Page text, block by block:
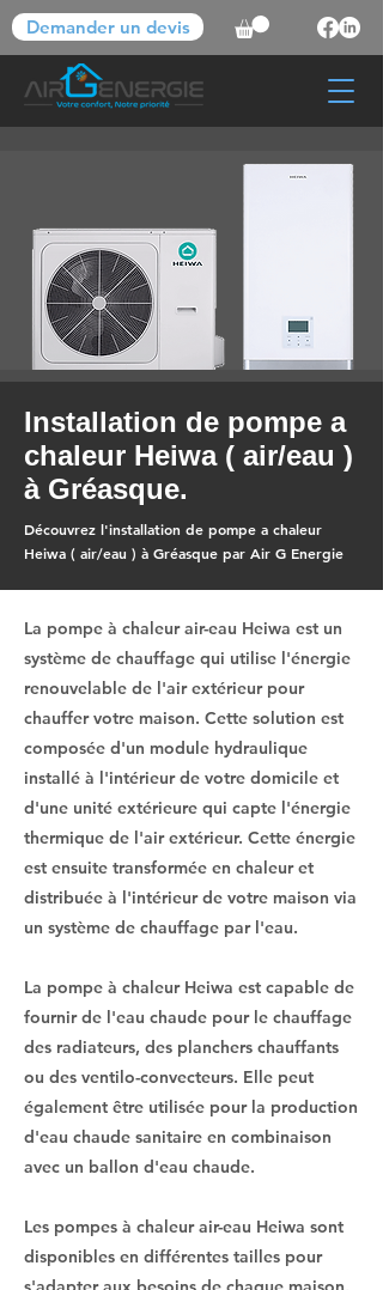
Demander un devis
Installation de pompe a
chaleur Heiwa ( air/eau )
à Gréasque.
Découvrez l'installation de pompe a chaleur
Heiwa ( air/eau ) à Gréasque par Air G Energie
La pompe à chaleur air-eau Heiwa est un
système de chauffage qui utilise l'énergie
renouvelable de l'air extérieur pour
chauffer votre maison. Cette solution est
composée d'un module hydraulique
installé à l'intérieur de votre domicile et
d'une unité extérieure qui capte l'énergie
thermique de l'air extérieur. Cette énergie
est ensuite transformée en chaleur et
distribuée à l'intérieur de votre maison via
un système de chauffage par l'eau.
La pompe à chaleur Heiwa est capable de
fournir de l'eau chaude pour le chauffage
des radiateurs, des planchers chauffants
ou des ventilo-convecteurs. Elle peut
également être utilisée pour la production
d'eau chaude sanitaire en combinaison
avec un ballon d'eau chaude.
Les pompes à chaleur air-eau Heiwa sont
disponibles en différentes tailles pour